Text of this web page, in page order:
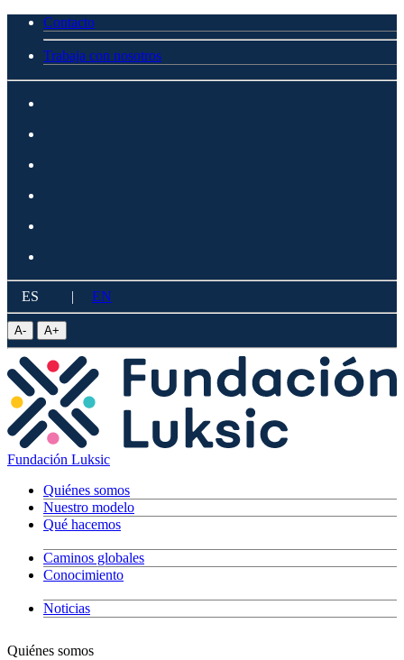
Contacto
Trabaja con nosotros
ES | EN
A- A+
Fundación Luksic
Quiénes somos
Nuestro modelo
Qué hacemos
Caminos globales
Conocimiento
Noticias
Quiénes somos